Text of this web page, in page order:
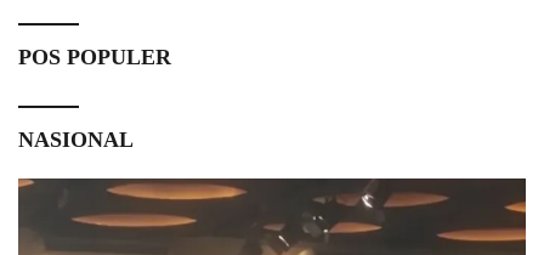
POS POPULER
NASIONAL